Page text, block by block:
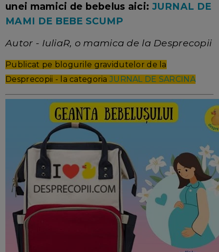
unei mamici de bebelus aici: JURNAL DE
MAMI DE BEBE SCUMP
Autor - IuliaR, o mamica de la Desprecopii
Publicat pe blogurile gravidutelor de la
Desprecopii - la categoria JURNAL DE SARCINA